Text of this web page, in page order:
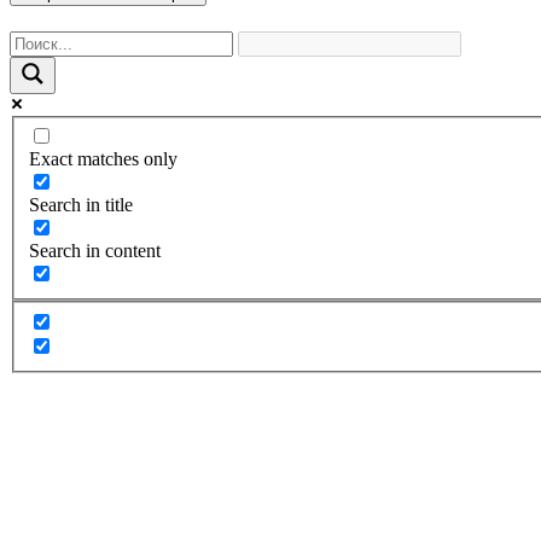
Exact matches only
Search in title
Search in content